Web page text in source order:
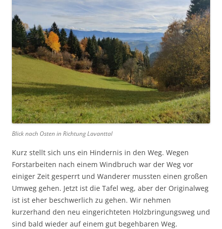
Blick nach Osten in Richtung Lavanttal
Kurz stellt sich uns ein Hindernis in den Weg. Wegen
Forstarbeiten nach einem Windbruch war der Weg vor
einiger Zeit gesperrt und Wanderer mussten einen großen
Umweg gehen. Jetzt ist die Tafel weg, aber der Originalweg
ist ist eher beschwerlich zu gehen. Wir nehmen
kurzerhand den neu eingerichteten Holzbringungsweg und
sind bald wieder auf einem gut begehbaren Weg.